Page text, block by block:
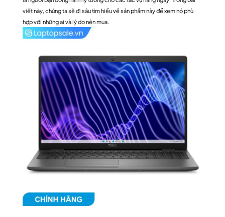
viết này, chúng ta sẽ đi sâu tìm hiểu về sản phẩm này để xem nó phù
hợp với những ai và lý do nên mua.